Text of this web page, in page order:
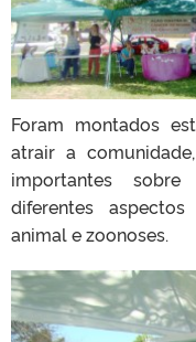
Foram montados
atrair a
importantes
diferentes
animal e zoonoses.